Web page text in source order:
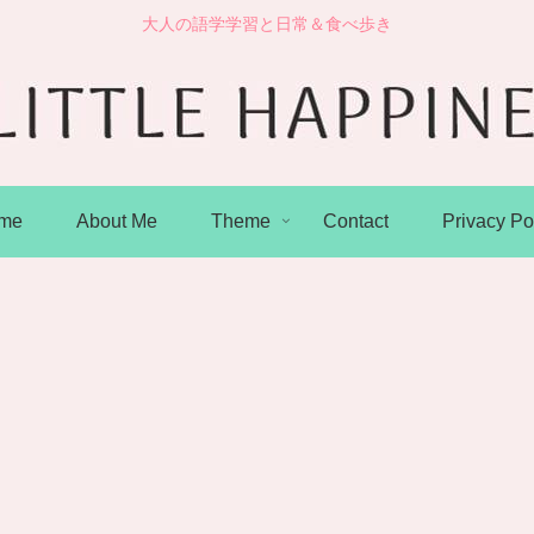
大人の語学学習と日常＆食べ歩き
About Me Theme Contact Privacy